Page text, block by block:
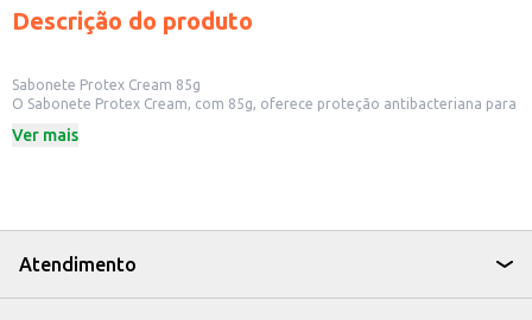
Descrição do produto
Sabonete Protex Cream 85g
O Sabonete Protex Cream, com 85g, oferece proteção antibacteriana para
sensação de limpeza e frescor. Ideal para o uso diário, o sabonete Protex
Indicado para uso em casa, academias e outros ambientes.
Com o Sabonete Protex Cream, você garante a proteção que sua pele
precisa, mantendo-a limpa e cuidada todos os dias.
Ver mais
Atendimento